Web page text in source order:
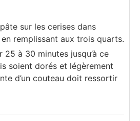
sur les cerises dans
remplissant aux trois quarts.
25 à 30 minutes jusqu’à ce
soient dorés et légèrement
d’un couteau doit ressortir